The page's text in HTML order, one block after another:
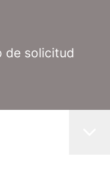
de solicitud